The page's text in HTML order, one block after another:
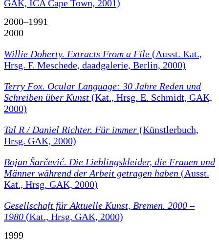
GAK, ICA Cape Town, 2001)
2000–1991
2000
Willie Doherty. Extracts From a File (Ausst. Kat.,
Hrsg. F. Meschede, daadgalerie, Berlin, 2000)
Terry Fox. Ocular Language: 30 Jahre Reden und
Schreiben über Kunst (Kat., Hrsg. E. Schmidt, GAK,
2000)
Tal R / Daniel Richter. Für immer (Künstlerbuch,
Hrsg. GAK, 2000)
Bojan Šarčević. Die Lieblingskleider, die Frauen und
Männer während der Arbeit getragen haben (Ausst.
Kat., Hrsg. GAK, 2000)
Gesellschaft für Aktuelle Kunst, Bremen. 2000 –
1980 (Kat., Hrsg. GAK, 2000)
1999